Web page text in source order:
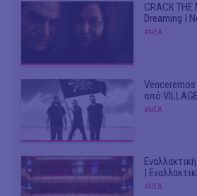
CRACK
Dreaming |
#ΝΕΑ
από
#ΝΕΑ
|
#ΝΕΑ